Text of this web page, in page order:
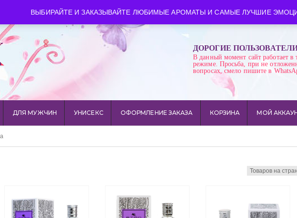
ВЫБИРАЙТЕ И ЗАКАЗЫВАЙТЕ ЛЮБИМЫЕ АРОМАТЫ И САМЫЕ ЛУЧШИЕ
+7 903 544 11 18 г. Москва Время работы: пн-сб 10:00-21:00
ДОРОГИЕ
В данный момент сайт работает в
режиме. Просьба, при не
вопросах, смело пишите в
ДЛЯ МУЖЧИН УНИСЕКС ОФОРМЛЕНИЕ ЗАКАЗА КОРЗИНА МОЙ